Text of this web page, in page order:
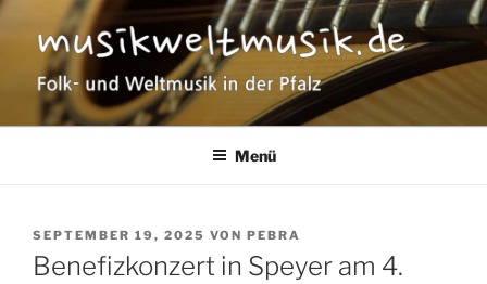
Zum
Inhalt
springen
MUSIKWELTMUSIK
Folk- und Weltmusik in der Pfalz
Menü
VERÖFFENTLICHT
AM
SEPTEMBER 19, 2025 VON PEBRA
Benefizkonzert in Speyer am 4.